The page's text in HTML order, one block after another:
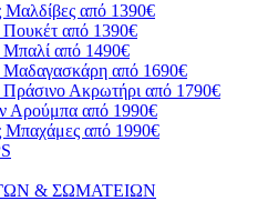
Μαλδίβες από 1390€
από 1390€
από 1490€
από 1690€
Ακρωτήρι από 1790€
Αρούμπα από 1990€
Μπαχάμες από 1990€
& ΣΩΜΑΤΕΙΩΝ